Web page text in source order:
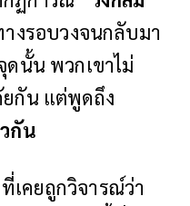
างรอบวงจนกลับมา
ดนั้น พวกเขาไม่
ยกัน แต่พูดถึง
กัน
ที่เคยถูกวิจารณ์ว่า